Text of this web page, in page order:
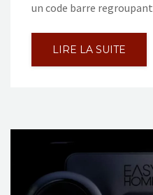
un code barre
LIRE LA SUITE